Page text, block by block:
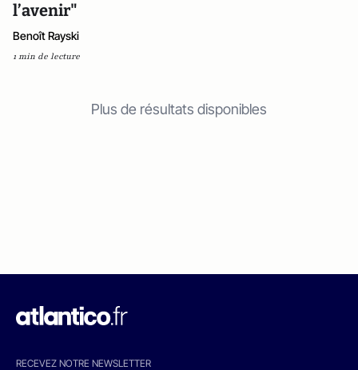
l’avenir"
Benoît Rayski
1 min de lecture
Plus de résultats disponibles
RECEVEZ NOTRE NEWSLETTER